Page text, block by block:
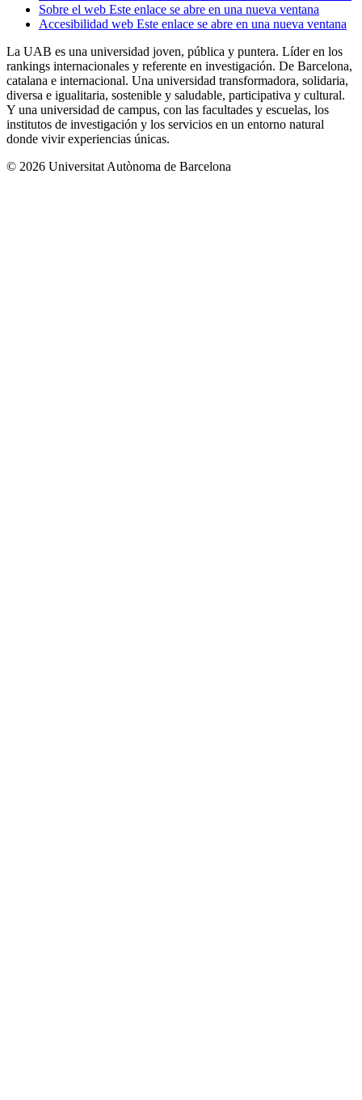
Sobre el web Este enlace se abre en una nueva ventana
Accesibilidad web Este enlace se abre en una nueva ventana
La UAB es una universidad joven, pública y puntera. Líder en los
rankings internacionales y referente en investigación. De Barcelona,
catalana e internacional. Una universidad transformadora, solidaria,
diversa e igualitaria, sostenible y saludable, participativa y cultural.
Y una universidad de campus, con las facultades y escuelas, los
institutos de investigación y los servicios en un entorno natural
donde vivir experiencias únicas.
© 2026 Universitat Autònoma de Barcelona